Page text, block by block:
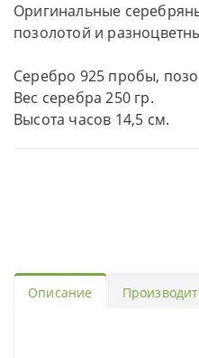
Оригинальные
позолотой и
Серебро 925 пробы,
Вес серебра 250 гр.
Высота часов 14,5 см.
Описание